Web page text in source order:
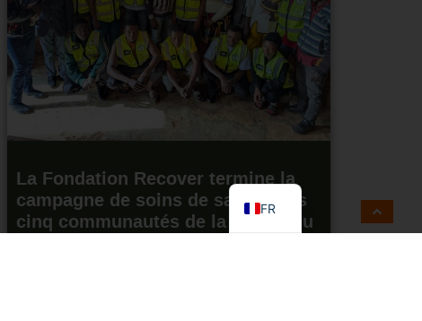
La Fondation Recover termine la
campagne de soins de santé dans
cinq communautés de la région du
FR
ES